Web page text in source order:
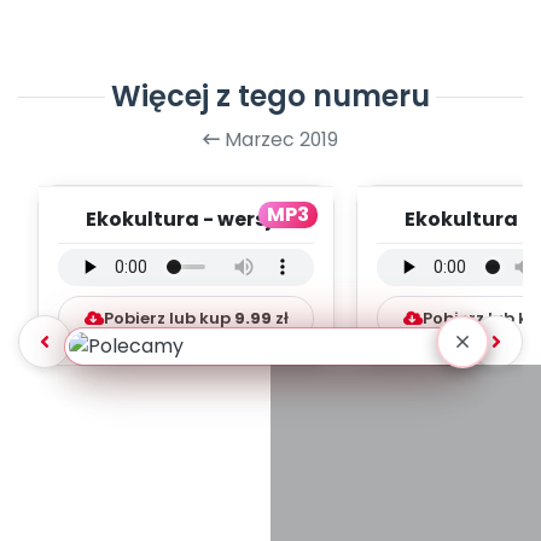
Więcej z tego numeru
Marzec 2019
MP3
Ekokultura - wersja
Miłosz Konarsk...
Pobierz lub kup9.99zł
Ekokultura -
Piotr
Pobierz lub